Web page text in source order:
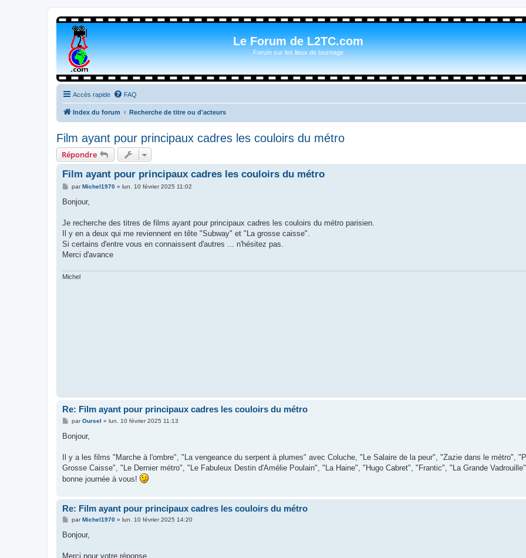
Le Forum de L2TC.com
Forum sur les lieux de tournage
Accès rapide FAQ
Index du forum Recherche de titre ou d'acteurs
Film ayant pour principaux cadres les couloirs du métro
Répondre
Film ayant pour principaux cadres les couloirs du métro
M
s
g
parMichel1970» lun. 10 février 2025 11:02
Bonjour,
Je recherche des titres de films ayant pour principaux cadres les couloirs du métro parisien.
Il y en a deux qui me reviennent en tête "Subway" et "La grosse caisse".
Si certains d'entre vous en connaissent d'autres ... n'hésitez pas.
Merci d'avance
Michel
Re: Film ayant pour principaux cadres les couloirs du métro
M
s
g
e
parOursel » lun. 10 février 2025 11:13
Bonjour,
Il y a les films "Marche à l'ombre", "La vengeance du serpent à plumes" avec Coluche, "Le Salaire de la peur", "Zazie dans le métro",
Grosse Caisse", "Le Dernier métro", "Le Fabuleux Destin d'Amélie Poulain", "La Haine", "Hugo Cabret", "Frantic", "La Grande
bonne journée à vous!
Re: Film ayant pour principaux cadres les couloirs du métro
M
s
g
parMichel1970» lun. 10 février 2025 14:20
Bonjour,
Merci pour votre réponse.